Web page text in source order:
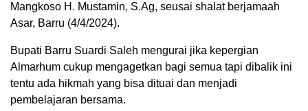
Mangkoso H. Mustamin, S.Ag, seusai shalat berjamaah
Asar, Barru (4/4/2024).
Bupati Barru Suardi Saleh mengurai jika kepergian
Almarhum cukup mengagetkan bagi semua tapi dibalik ini
tentu ada hikmah yang bisa dituai dan menjadi
pembelajaran bersama.